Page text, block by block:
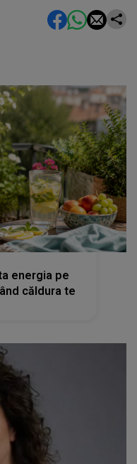
energia pe
căldura te